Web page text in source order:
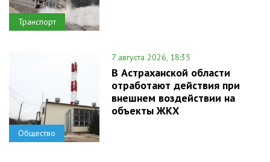
Транспорт
Общество
7 августа 2026, 18:35
В Астраханской области
отработают действия при
внешнем воздействии на
объекты ЖКХ